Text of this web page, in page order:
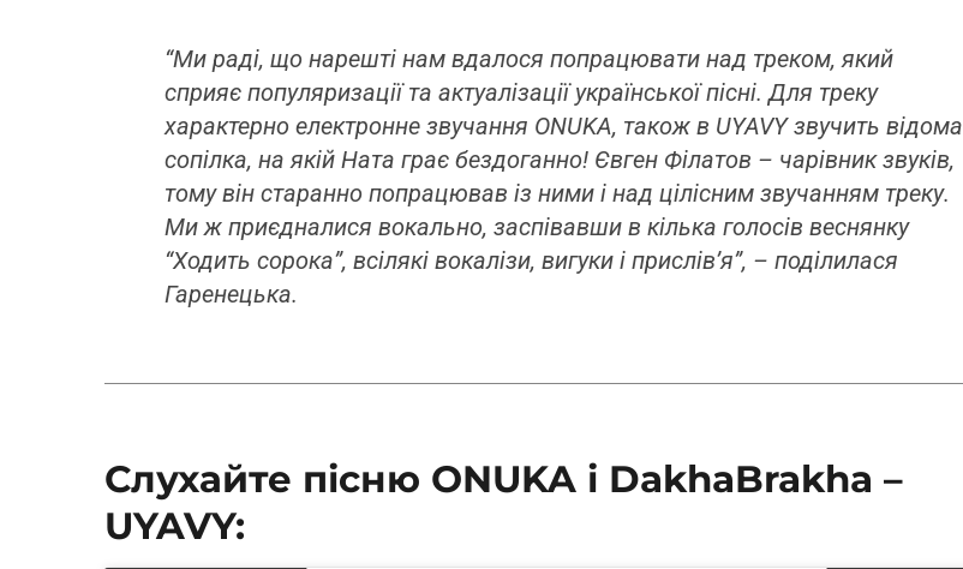
“Ми раді, що нарешті нам вдалося попрацювати над треком, який
сприяє популяризації та актуалізації української пісні. Для треку
характерно електронне звучання ONUKA, також в UYAVY звучить відома
сопілка, на якій Ната грає бездоганно! Євген Філатов – чарівник звуків,
тому він старанно попрацював із ними і над цілісним звучанням треку.
Ми ж приєдналися вокально, заспівавши в кілька голосів веснянку
“Ходить сорока”, всілякі вокалізи, вигуки і прислів’я”, – поділилася
Гаренецька.
Слухайте пісню ONUKA і DakhaBrakha –
UYAVY: